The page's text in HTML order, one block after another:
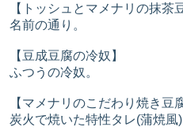
【トッシュとマメナリの抹茶
名前の通り。
【豆成豆腐の冷奴】
ふつうの冷奴。
【マメナリのこだわり焼き豆
炭火で焼いた特性タレ(蒲焼風)